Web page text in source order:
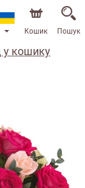
інтернет-
—
Кошик Пошук
у кошику